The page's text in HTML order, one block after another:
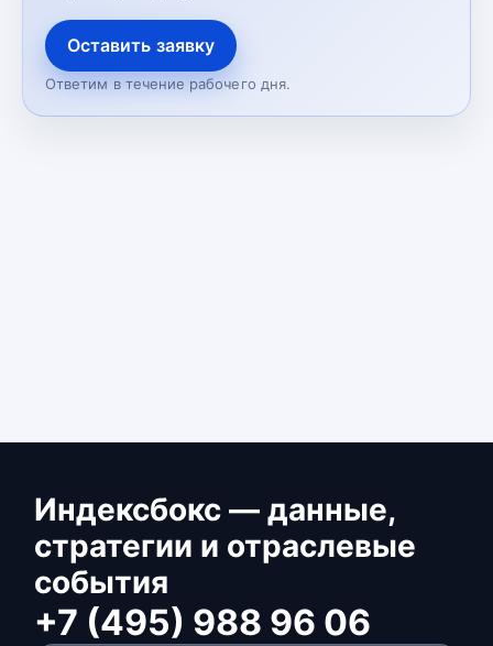
Оставить заявку
Ответим в течение рабочего дня.
Индексбокс — данные,
стратегии и отраслевые
события
+7 (495) 988 96 06